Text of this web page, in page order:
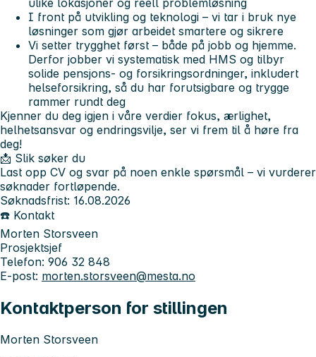
ulike lokasjoner og reell problemløsning
I front på utvikling og teknologi – vi tar i bruk nye
løsninger som gjør arbeidet smartere og sikrere
Vi setter trygghet først – både på jobb og hjemme.
Derfor jobber vi systematisk med HMS og tilbyr
solide pensjons- og forsikringsordninger, inkludert
helseforsikring, så du har forutsigbare og trygge
rammer rundt deg
Kjenner du deg igjen i våre verdier fokus, ærlighet,
helhetsansvar og endringsvilje, ser vi frem til å høre fra
deg!
📩 Slik søker du
Last opp CV og svar på noen enkle spørsmål – vi vurderer
søknader fortløpende.
Søknadsfrist: 16.08.2026
☎️ Kontakt
Morten Storsveen
Prosjektsjef
Telefon: 906 32 848
E-post: morten.storsveen@mesta.no
Kontaktperson for stillingen
Morten Storsveen